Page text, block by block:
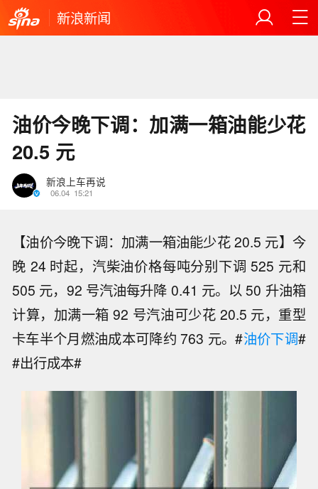
新浪新闻
油价今晚下调：加满一箱油能少花
20.5 元
新浪上车再说
06.04 15:21
【油价今晚下调：加满一箱油能少花 20.5 元】今
晚 24 时起，汽柴油价格每吨分别下调 525 元和
505 元，92 号汽油每升降 0.41 元。以 50 升油箱
计算，加满一箱 92 号汽油可少花 20.5 元，重型
卡车半个月燃油成本可降约 763 元。#油价下调#
#出行成本#